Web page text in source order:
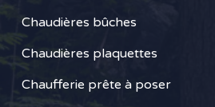
Chaudières bûches
Chaudières plaquettes
Chaufferie prête à poser